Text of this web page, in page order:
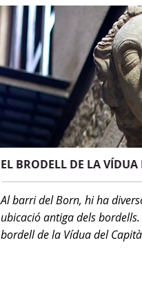
EL BRODELL DE LA VÍDUA
Al barri del Born, hi ha
ubicació antiga dels
bordell de la Vídua del